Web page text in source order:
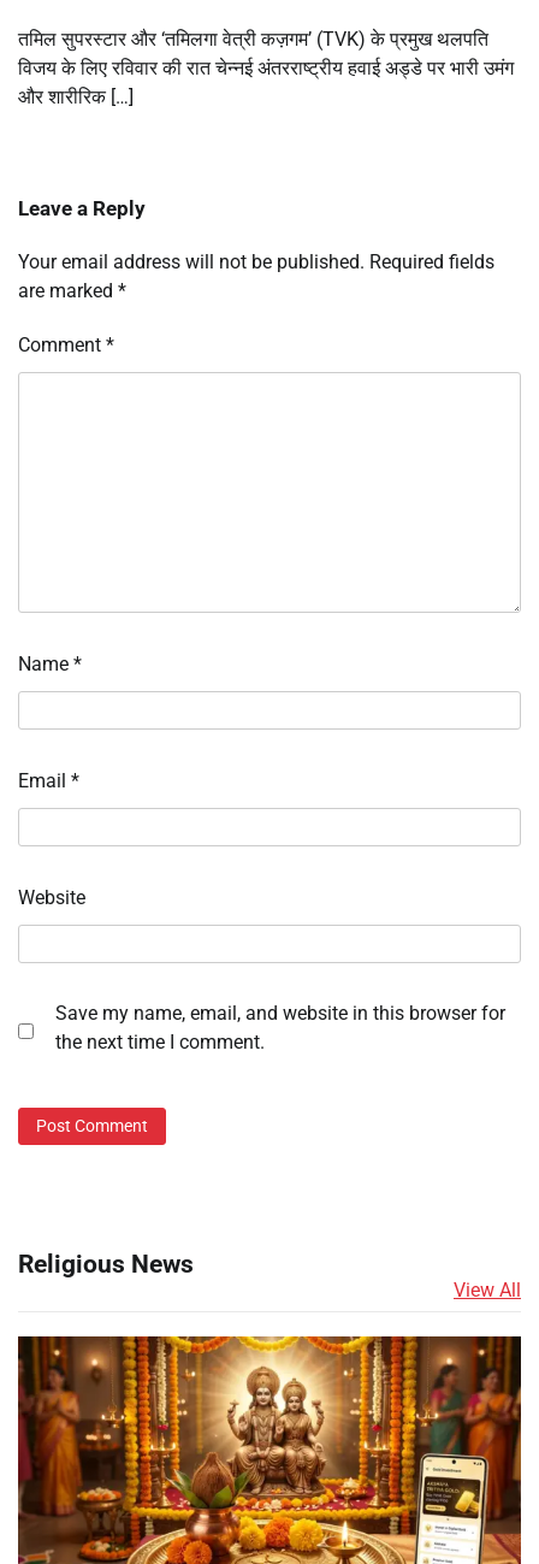
तमिल सुपरस्टार और ‘तमिलगा वेत्री कज़गम’ (TVK) के प्रमुख थलपति
विजय के लिए रविवार की रात चेन्नई अंतरराष्ट्रीय हवाई अड्डे पर भारी उमंग
और शारीरिक […]
Leave a Reply
Your email address will not be published. Required fields
are marked *
Comment *
Name *
Email *
Website
Save my name, email, and website in this browser for
the next time I comment.
Religious News
View All